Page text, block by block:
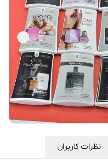
نظرات کاربران